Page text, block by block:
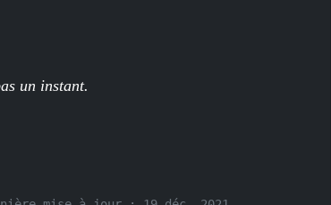
un instant.